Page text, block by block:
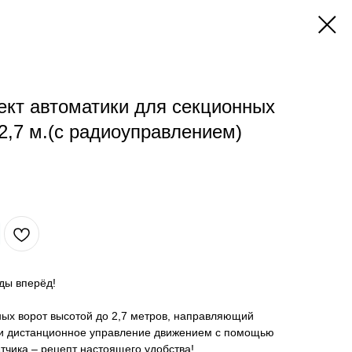
автоматики для секционных
м.(с радиоуправлением)
вперёд!
ворот высотой до 2,7 метров, направляющий
дистанционное управление движением с помощью
– рецепт настоящего удобства!